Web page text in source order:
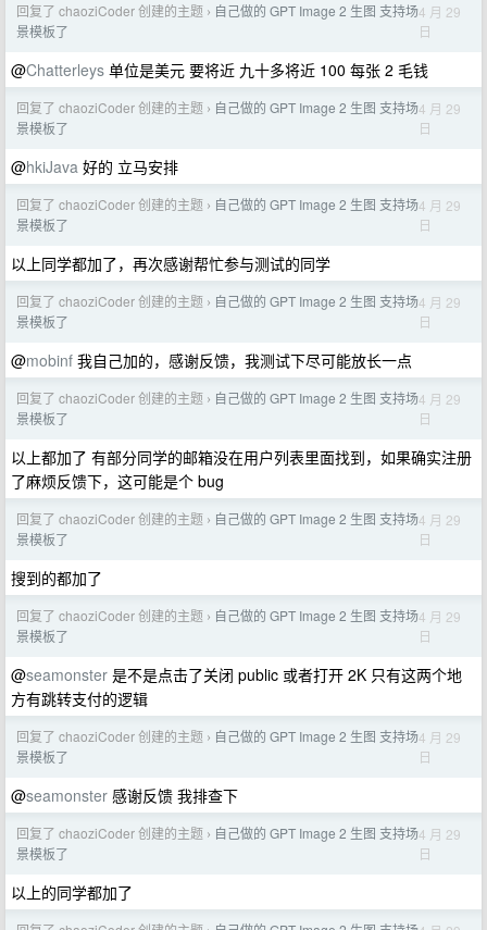
回复了 chaoziCoder 创建的主题 › 自己做的 GPT Image 2 生图 支持场
景模板了
4 月 29
日
@Chatterleys 单位是美元 要将近 九十多将近 100 每张 2 毛钱
回复了 chaoziCoder 创建的主题 › 自己做的 GPT Image 2 生图 支持场
景模板了
4 月 29
日
@hkiJava 好的 立马安排
回复了 chaoziCoder 创建的主题 › 自己做的 GPT Image 2 生图 支持场
景模板了
4 月 29
日
以上同学都加了，再次感谢帮忙参与测试的同学
回复了 chaoziCoder 创建的主题 › 自己做的 GPT Image 2 生图 支持场
景模板了
4 月 29
日
@mobinf 我自己加的，感谢反馈，我测试下尽可能放长一点
回复了 chaoziCoder 创建的主题 › 自己做的 GPT Image 2 生图 支持场
景模板了
4 月 29
日
以上都加了 有部分同学的邮箱没在用户列表里面找到，如果确实注册
了麻烦反馈下，这可能是个 bug
回复了 chaoziCoder 创建的主题 › 自己做的 GPT Image 2 生图 支持场
景模板了
4 月 29
日
搜到的都加了
回复了 chaoziCoder 创建的主题 › 自己做的 GPT Image 2 生图 支持场
景模板了
4 月 29
日
@seamonster 是不是点击了关闭 public 或者打开 2K 只有这两个地
方有跳转支付的逻辑
回复了 chaoziCoder 创建的主题 › 自己做的 GPT Image 2 生图 支持场
景模板了
4 月 29
日
@seamonster 感谢反馈 我排查下
回复了 chaoziCoder 创建的主题 › 自己做的 GPT Image 2 生图 支持场
景模板了
4 月 29
日
以上的同学都加了